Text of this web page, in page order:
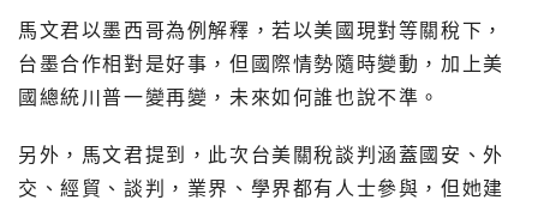
馬文君以墨西哥為例解釋，若以美國現對等關稅下，
台墨合作相對是好事，但國際情勢隨時變動，加上美
國總統川普一變再變，未來如何誰也說不準。
另外，馬文君提到，此次台美關稅談判涵蓋國安、外
交、經貿、談判，業界、學界都有人士參與，但她建